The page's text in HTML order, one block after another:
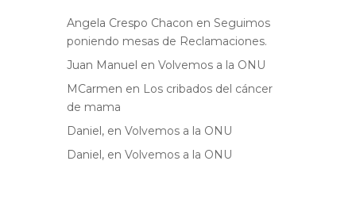
Angela Crespo Chacon en Seguimos
poniendo mesas de Reclamaciones.
Juan Manuel en Volvemos a la ONU
MCarmen en Los cribados del cáncer
de mama
Daniel, en Volvemos a la ONU
Daniel, en Volvemos a la ONU